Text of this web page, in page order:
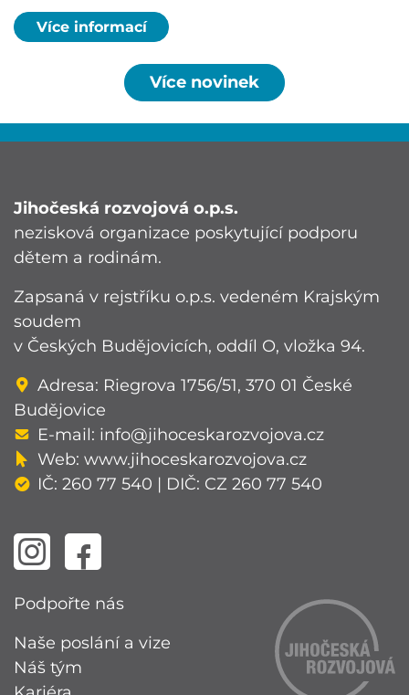
Více informací
Více novinek
Jihočeská rozvojová o.p.s.
nezisková organizace poskytující podporu
dětem a rodinám.
Zapsaná v rejstříku o.p.s. vedeném Krajským
soudem
v Českých Budějovicích, oddíl O, vložka 94.
Adresa: Riegrova 1756/51, 370 01 České
Budějovice
E-mail: info@jihoceskarozvojova.cz
Web: www.jihoceskarozvojova.cz
IČ: 260 77 540 | DIČ: CZ 260 77 540
Podpořte nás
Naše poslání a vize
Náš tým